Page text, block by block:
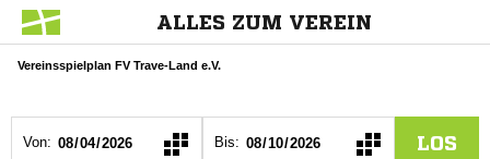
ALLES ZUM VEREIN
Vereinsspielplan FV Trave-Land e.V.
Von: Bis: LOS